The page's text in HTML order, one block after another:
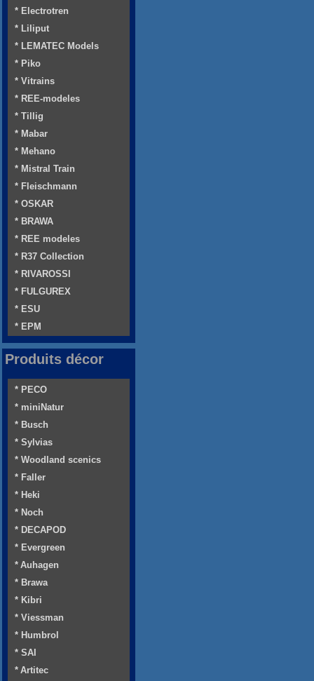
* Electrotren
* Liliput
* LEMATEC Models
* Piko
* Vitrains
* REE-modeles
* Tillig
* Mabar
* Mehano
* Mistral Train
* Fleischmann
* OSKAR
* BRAWA
* REE modeles
* R37 Collection
* RIVAROSSI
* FULGUREX
* ESU
* EPM
Produits décor
* PECO
* miniNatur
* Busch
* Sylvias
* Woodland scenics
* Faller
* Heki
* Noch
* DECAPOD
* Evergreen
* Auhagen
* Brawa
* Kibri
* Viessman
* Humbrol
* SAI
* Artitec